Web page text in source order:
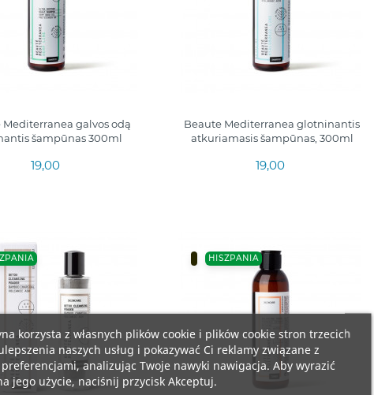
Mediterranea galvos odą
šampūnas 300ml
19,00
Beaute Mediterranea glotninantis
atkuriamasis šampūnas, 300ml
19,00
HISZPANIA
korzysta z własnych plików cookie i plików cookie stron trzecich
naszych usług i pokazywać Ci reklamy związane z
analizując Twoje nawyki nawigacja. Aby wyrazić
jego użycie, naciśnij przycisk Akceptuj.